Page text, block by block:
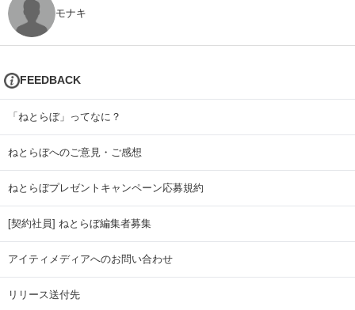
モナキ
FEEDBACK
「ねとらぼ」ってなに？
ねとらぼへのご意見・ご感想
ねとらぼプレゼントキャンペーン応募規約
[契約社員] ねとらぼ編集者募集
アイティメディアへのお問い合わせ
リリース送付先